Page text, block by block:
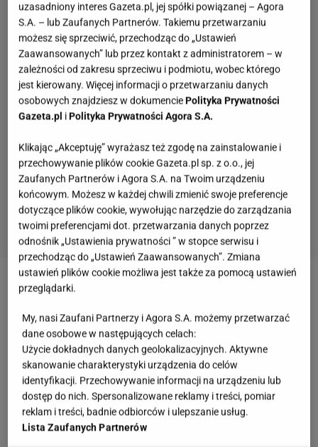
Niedawno żona skoczka wróciła do domu - jej stan
myśliApoloniusz Tajner, były trener polskich
skoczków?
Zobacz wideo Niedosyt na koniec MŚ w Planicy.
Skoki utrzymały Polskę w światowej czołówce
uzasadniony interes Gazeta.pl, jej spółki powiązanej – Agora
S.A. – lub Zaufanych Partnerów. Takiemu przetwarzaniu
możesz się sprzeciwić, przechodząc do „Ustawień
Zaawansowanych” lub przez kontakt z administratorem – w
zależności od zakresu sprzeciwu i podmiotu, wobec którego
jest kierowany. Więcej informacji o przetwarzaniu danych
osobowych znajdziesz w dokumenciePolityka Prywatności
Gazeta.pl iPolityka Prywatności Agora S.A.
Klikając „Akceptuję” wyrażasz też zgodę na zainstalowanie i
przechowywanie plików cookie Gazeta.pl sp. z o.o., jej
Zaufanych Partnerów i Agora S.A. na Twoim urządzeniu
końcowym. Możesz w każdej chwili zmienić swoje preferencje
dotyczące plików cookie, wywołując narzędzie do zarządzania
twoimi preferencjami dot. przetwarzania danych poprzez
odnośnik „Ustawienia prywatności ” w stopce serwisu i
przechodząc do „Ustawień Zaawansowanych”. Zmiana
ustawień plików cookie możliwa jest także za pomocą ustawień
przeglądarki.
My, nasi Zaufani Partnerzy i Agora S.A. możemy przetwarzać
dane osobowe w następujących celach:
Użycie dokładnych danych geolokalizacyjnych. Aktywne
skanowanie charakterystyki urządzenia do celów
identyfikacji. Przechowywanie informacji na urządzeniu lub
dostęp do nich. Spersonalizowane reklamy i treści, pomiar
reklam i treści, badnie odbiorców i ulepszanie usług.
Lista Zaufanych Partnerów